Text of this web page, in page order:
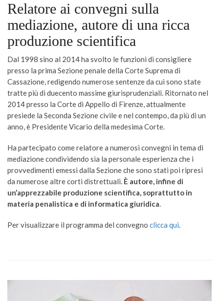
Relatore ai convegni sulla
mediazione, autore di una ricca
produzione scientifica
Dal 1998 sino al 2014 ha svolto le funzioni di consigliere
presso la prima Sezione penale della Corte Suprema di
Cassazione, redigendo numerose sentenze da cui sono state
tratte più di duecento massime giurisprudenziali. Ritornato nel
2014 presso la Corte di Appello di Firenze, attualmente
presiede la Seconda Sezione civile e nel contempo, da più di un
anno, è Presidente Vicario della medesima Corte.
Ha partecipato come relatore a numerosi convegni in tema di
mediazione condividendo sia la personale esperienza che i
provvedimenti emessi dalla Sezione che sono stati poi ripresi
da numerose altre corti distrettuali. È autore, infine di
un’apprezzabile produzione scientifica, soprattutto in
materia penalistica e di informatica giuridica.
Per visualizzare il programma del convegno clicca qui.